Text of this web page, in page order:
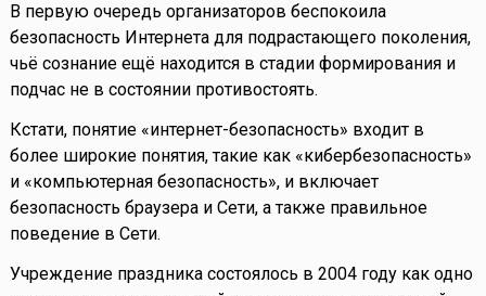
В первую очередь организаторов беспокоила
безопасность Интернета для подрастающего поколения,
чьё сознание ещё находится в стадии формирования и
подчас не в состоянии противостоять.
Кстати, понятие «интернет-безопасность» входит в
более широкие понятия, такие как «кибербезопасность»
и «компьютерная безопасность», и включает
безопасность браузера и Сети, а также правильное
поведение в Сети.
Учреждение праздника состоялось в 2004 году как одно